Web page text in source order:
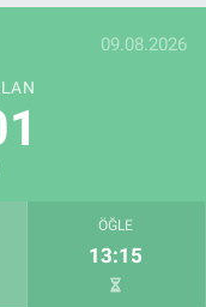
09.08.2026
ÖĞLE
13:15